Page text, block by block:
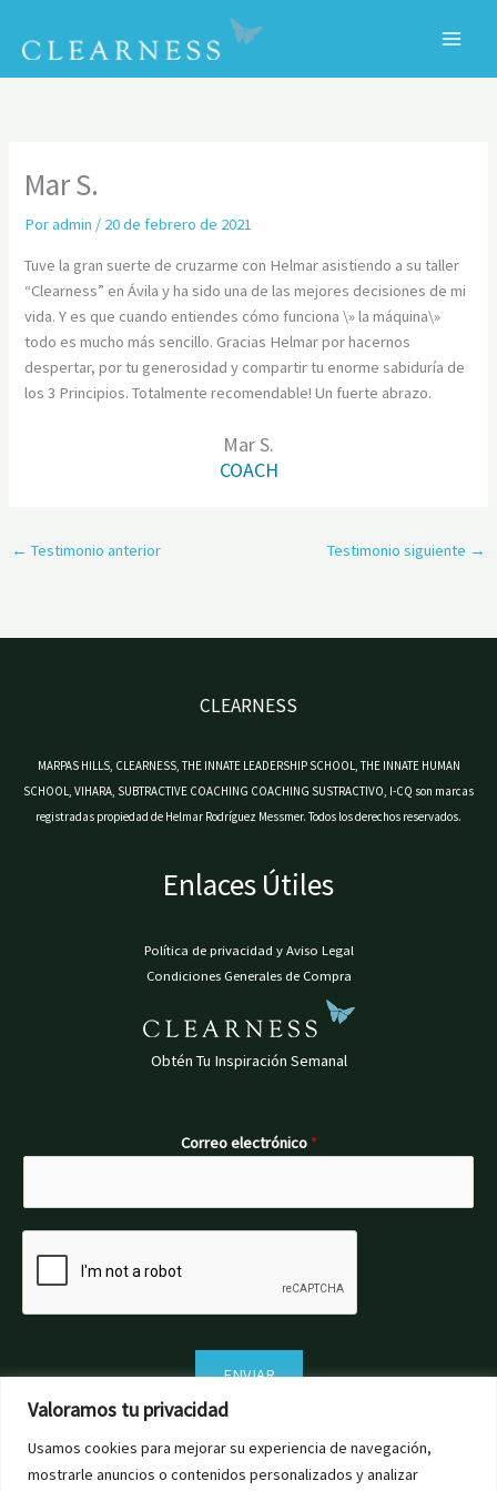
Valoramos tu privacidad
Usamos cookies para mejorar su experiencia de navegación,
mostrarle anuncios o contenidos personalizados y analizar
contenido
Mar S.
Poradmin / 20 de febrero de 2021
Tuve la gran suerte de cruzarme con Helmar asistiendo a su taller
“Clearness” en Ávila y ha sido una de las mejores decisiones de mi
vida. Y es que cuando entiendes cómo funciona \» la máquina\»
todo es mucho más sencillo. Gracias Helmar por hacernos
despertar, por tu generosidad y compartir tu enorme sabiduría de
los 3 Principios. Totalmente recomendable! Un fuerte abrazo.
Mar S.
COACH
← Testimonio anterior Testimonio siguiente →
CLEARNESS
MARPAS HILLS, CLEARNESS, THE INNATE LEADERSHIP SCHOOL, THE INNATE HUMAN
SCHOOL, VIHARA, SUBTRACTIVE COACHING COACHING SUSTRACTIVO, I-CQ son marcas
registradas propiedad de Helmar Rodríguez Messmer. Todos los derechos reservados.
Enlaces Útiles
Política de privacidad y Aviso Legal
Condiciones Generales de Compra
Obtén Tu Inspiración Semanal
Correo electrónico *
ENVIAR